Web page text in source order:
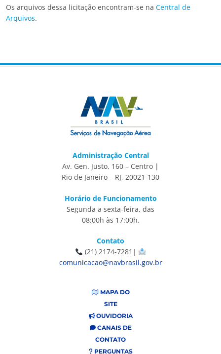
Os arquivos dessa licitação encontram-se na Central de
Arquivos.
Administração Central
Av. Gen. Justo, 160 – Centro |
Rio de Janeiro – RJ, 20021-130
Horário de Funcionamento
Segunda a sexta-feira, das
08:00h às 17:00h.
Contato
(21) 2174-7281|
comunicacao@navbrasil.gov.br
MAPA DO
SITE
OUVIDORIA
CANAIS DE
CONTATO
PERGUNTAS